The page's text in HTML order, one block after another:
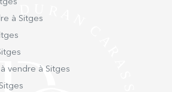
à Sitges
vendre à Sitges